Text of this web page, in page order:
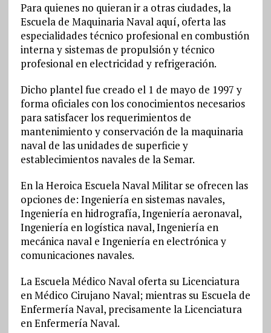
Para quienes no quieran ir a otras ciudades, la
Escuela de Maquinaria Naval aquí, oferta las
especialidades técnico profesional en combustión
interna y sistemas de propulsión y técnico
profesional en electricidad y refrigeración.
Dicho plantel fue creado el 1 de mayo de 1997 y
forma oficiales con los conocimientos necesarios
para satisfacer los requerimientos de
mantenimiento y conservación de la maquinaria
naval de las unidades de superficie y
establecimientos navales de la Semar.
En la Heroica Escuela Naval Militar se ofrecen las
opciones de: Ingeniería en sistemas navales,
Ingeniería en hidrografía, Ingeniería aeronaval,
Ingeniería en logística naval, Ingeniería en
mecánica naval e Ingeniería en electrónica y
comunicaciones navales.
La Escuela Médico Naval oferta su Licenciatura
en Médico Cirujano Naval; mientras su Escuela de
Enfermería Naval, precisamente la Licenciatura
en Enfermería Naval.